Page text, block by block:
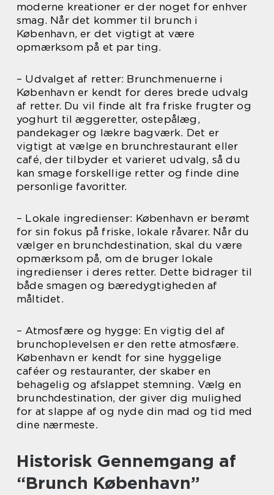
moderne kreationer er der noget for enhver
smag. Når det kommer til brunch i
København, er det vigtigt at være
opmærksom på et par ting.
– Udvalget af retter: Brunchmenuerne i
København er kendt for deres brede udvalg
af retter. Du vil finde alt fra friske frugter og
yoghurt til æggeretter, ostepålæg,
pandekager og lækre bagværk. Det er
vigtigt at vælge en brunchrestaurant eller
café, der tilbyder et varieret udvalg, så du
kan smage forskellige retter og finde dine
personlige favoritter.
– Lokale ingredienser: København er berømt
for sin fokus på friske, lokale råvarer. Når du
vælger en brunchdestination, skal du være
opmærksom på, om de bruger lokale
ingredienser i deres retter. Dette bidrager til
både smagen og bæredygtigheden af
måltidet.
– Atmosfære og hygge: En vigtig del af
brunchoplevelsen er den rette atmosfære.
København er kendt for sine hyggelige
caféer og restauranter, der skaber en
behagelig og afslappet stemning. Vælg en
brunchdestination, der giver dig mulighed
for at slappe af og nyde din mad og tid med
dine nærmeste.
Historisk Gennemgang af
“Brunch København”